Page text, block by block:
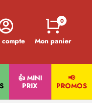
compte Mon panier
0
👍 MINI
PRIX
📢
PROMOS